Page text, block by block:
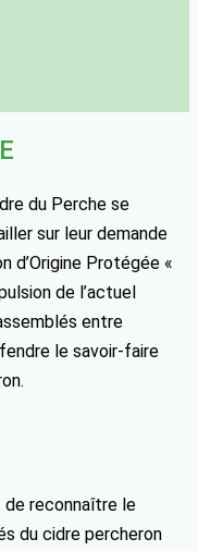
du Perche se
sur leur demande
d’Origine Protégée «
de l’actuel
entre
le savoir-faire
de reconnaître le
du cidre percheron